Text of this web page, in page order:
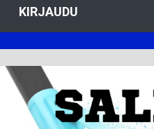
KIRJAUDU